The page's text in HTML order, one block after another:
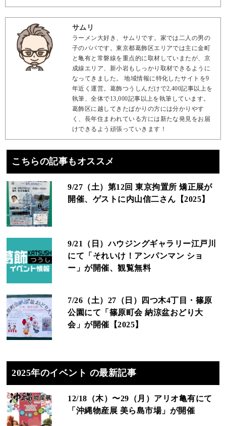
サムリ
ラーメン大好き、サムリです。家では二人の男の
子のパパです。東京都葛飾区エリアでは主に金町
と亀有と常磐線を重点的に取材していまたが、京
成線エリア、新小岩もしっかり取材できるように
なってきました。 地域情報に特化したサイトを9
年近く運営。葛飾つうしんだけで2,400記事以上を
執筆、全体で13,000記事以上を執筆しています。
葛飾区に越してきたばかりの方には分かりやす
く、長年住まわれている方には新たな発見をお届
けできるよう頑張っていきます！
こちらの記事もオススメ
9/27（土）第12回 東京拘置所 矯正展が
開催、ゲストに内山信二さん【2025】
9/21（日）ハウジングギャラリー江戸川
にて「それいけ！アンパンマン ショ
ー」が開催、観覧無料
7/26（土）27（日）四つ木4丁目・篠原
公園にて「篠原町会 納涼盆おどり大
会」が開催【2025】
2025年のイベント の最新記事
12/18（木）〜29（月）アリオ亀有にて
「沖縄物産展 美ら島市場」が開催